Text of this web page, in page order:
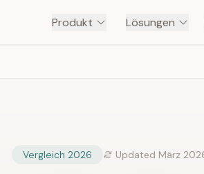
Produkt Lösungen
Vergleich 2026 Updated März